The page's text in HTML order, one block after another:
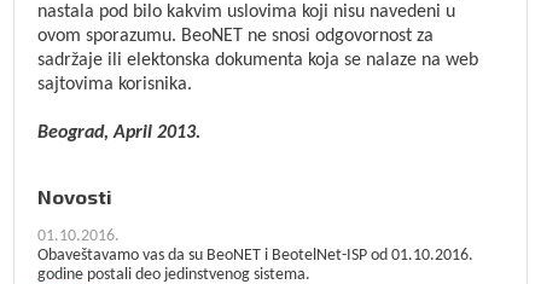
nastala pod bilo kakvim uslovima koji nisu navedeni u
ovom sporazumu. BeoNET ne snosi odgovornost za
sadržaje ili elektonska dokumenta koja se nalaze na web
sajtovima korisnika.
Beograd, April 2013.
Novosti
01.10.2016.
Obaveštavamo vas da su BeoNET i BeotelNet-ISP od 01.10.2016.
godine postali deo jedinstvenog sistema.